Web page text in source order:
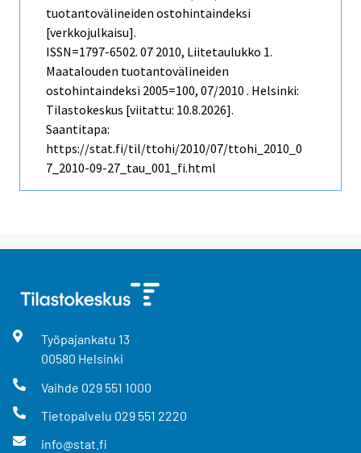
tuotantovälineiden ostohintaindeksi
[verkkojulkaisu].
ISSN=1797-6502. 07 2010, Liitetaulukko 1.
Maatalouden tuotantovälineiden
ostohintaindeksi 2005=100, 07/2010 . Helsinki:
Tilastokeskus [viitattu: 10.8.2026].
Saantitapa:
https://stat.fi/til/ttohi/2010/07/ttohi_2010_0
7_2010-09-27_tau_001_fi.html
Työpajankatu 13
00580 Helsinki
Vaihde 029 551 1000
Tietopalvelu 029 551 2220
info@stat.fi